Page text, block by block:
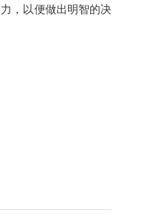
，以便做出明智的决